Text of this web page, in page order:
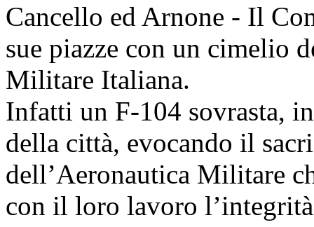
Cancello ed Arnone - Il
sue piazze con un cimelio
Militare Italiana.
Infatti un F-104 sovrasta,
della città, evocando il
dell’Aeronautica Militare
con il loro lavoro